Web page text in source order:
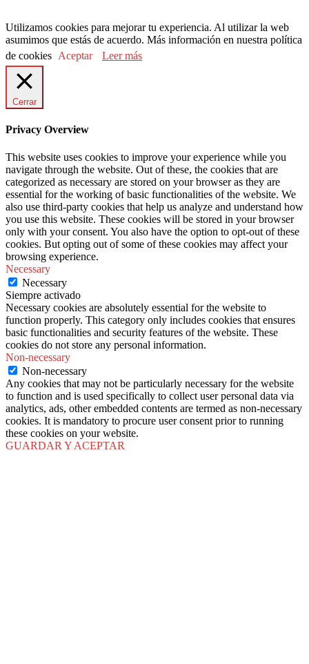
Utilizamos cookies para mejorar tu experiencia. Al utilizar la web
asumimos que estás de acuerdo. Más información en nuestra política
de cookies Aceptar Leer más
Cerrar
Privacy Overview
This website uses cookies to improve your experience while you
navigate through the website. Out of these, the cookies that are
categorized as necessary are stored on your browser as they are
essential for the working of basic functionalities of the website. We
also use third-party cookies that help us analyze and understand how
you use this website. These cookies will be stored in your browser
only with your consent. You also have the option to opt-out of these
cookies. But opting out of some of these cookies may affect your
browsing experience.
Necessary
Necessary
Siempre activado
Necessary cookies are absolutely essential for the website to
function properly. This category only includes cookies that ensures
basic functionalities and security features of the website. These
cookies do not store any personal information.
Non-necessary
Non-necessary
Any cookies that may not be particularly necessary for the website
to function and is used specifically to collect user personal data via
analytics, ads, other embedded contents are termed as non-necessary
cookies. It is mandatory to procure user consent prior to running
these cookies on your website.
GUARDAR Y ACEPTAR